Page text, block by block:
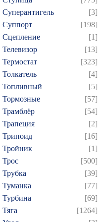
Суперантигель
[3]
Суппорт
[198]
Сцепление
[1]
Телевизор
[13]
Термостат
[323]
Толкатель
[4]
Топливный
[5]
Тормозные
[57]
Трамблёр
[54]
Трапеция
[2]
Трипоид
[16]
Тройник
[1]
Трос
[500]
Трубка
[39]
Туманка
[77]
Турбина
[69]
Тяга
[1264]